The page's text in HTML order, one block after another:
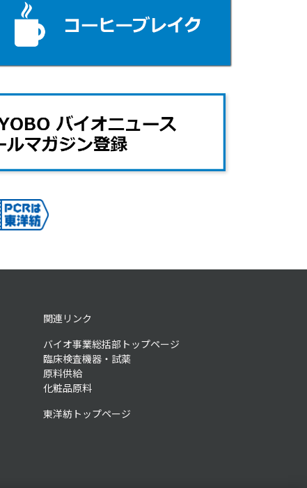
関連リンク
バイオ事業総括部トップページ
臨床検査機器・試薬
原料供給
化粧品原料
東洋紡トップページ